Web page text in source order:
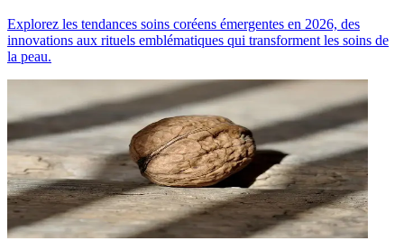
Explorez les tendances soins coréens émergentes en 2026, des
innovations aux rituels emblématiques qui transforment les soins de
la peau.